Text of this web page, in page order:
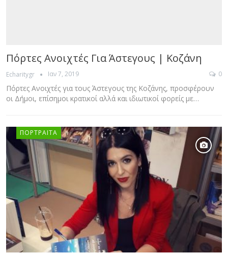
Πόρτες Ανοιχτές Για Άστεγους | Κοζάνη
Echaritygr Ιαν 7, 2019 0
Πόρτες Ανοιχτές για τους Άστεγους της Κοζάνης, προσφέρουν
οι Δήμοι, επίσημοι κρατικοί αλλά και ιδιωτικοί φορείς με…
ΠΟΡΤΡΑΊΤΑ